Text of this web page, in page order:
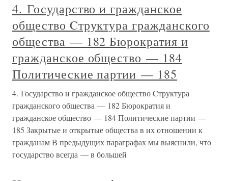
4. Государство и гражданское
общество Cтруктура гражданского
общества — 182 Бюрократия и
гражданское общество — 184
Политические партии — 185
4. Государство и гражданское общество Cтруктура
гражданского общества — 182 Бюрократия и
гражданское общество — 184 Политические партии —
185 Закрытые и открытые общества в их отношении к
гражданам В предыдущих параграфах мы выяснили, что
государство всегда — в большей